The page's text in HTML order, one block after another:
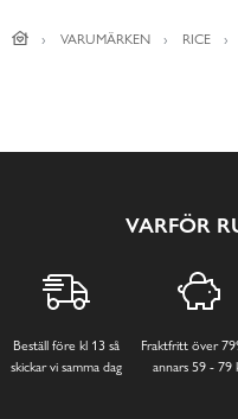
VARUMÄRKEN RICE
VARFÖR
Beställ före kl 13 så
skickar vi samma dag
Fraktfritt över
annars 59 - 79